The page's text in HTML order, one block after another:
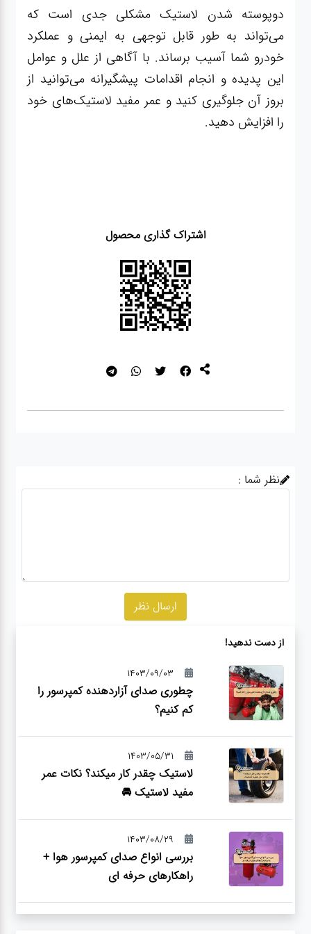
دوپوسته شدن لاستیک مشکلی جدی است که
می‌تواند به طور قابل توجهی به ایمنی و عملکرد
خودرو شما آسیب برساند. با آگاهی از علل و عوامل
این پدیده و انجام اقدامات پیشگیرانه می‌توانید از
بروز آن جلوگیری کنید و عمر مفید لاستیک‌های خود
را افزایش دهید.
اشتراک گذاری محصول
نظر شما :
از دست ندهید!
1403/09/03
چطوری صدای آزاردهنده کمپرسور را
کم کنیم؟
1403/05/31
لاستیک چقدر کار میکند؟ نکات عمر
مفید لاستیک 🚘
1403/08/29
بررسی انواع صدای کمپرسور هوا +
راهکارهای حرفه ای